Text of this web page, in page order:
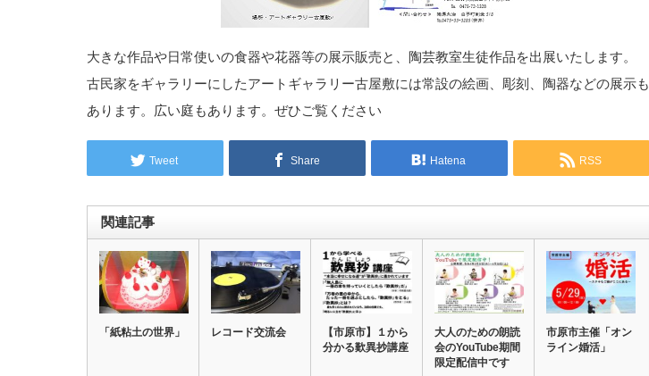
大きな作品や日常使いの食器や花器等の展示販売と、陶芸教室生徒作品を出展いたします。
古民家をギャラリーにしたアートギャラリー古屋敷には常設の絵画、彫刻、陶器などの展示も
あります。広い庭もあります。ぜひご覧ください
Tweet Share Hatena RSS
関連記事
「紙粘土の世界」 レコード交流会
【市原市】１から
分かる歎異抄講座
大人のための朗読
会のYouTube期間
限定配信中です
市原市主催「オン
ライン婚活」